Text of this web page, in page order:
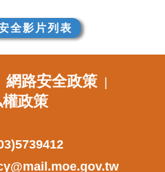
是很重要的。
全影片列表
網路安全政策|
權政策